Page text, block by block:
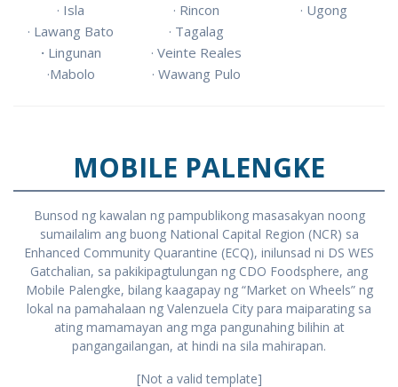
· Isla
· Lawang Bato
·Lingunan
·Mabolo
· Rincon
· Tagalag
· Veinte Reales
· Wawang Pulo
· Ugong
MOBILE PALENGKE
Bunsod ng kawalan ng pampublikong masasakyan noong
sumailalim ang buong National Capital Region (NCR) sa
Enhanced Community Quarantine (ECQ), inilunsad ni DS WES
Gatchalian, sa pakikipagtulungan ng CDO Foodsphere, ang
Mobile Palengke, bilang kaagapay ng “Market on Wheels” ng
lokal na pamahalaan ng Valenzuela City para maiparating sa
ating mamamayan ang mga pangunahing bilihin at
pangangailangan, at hindi na sila mahirapan.
[Not a valid template]